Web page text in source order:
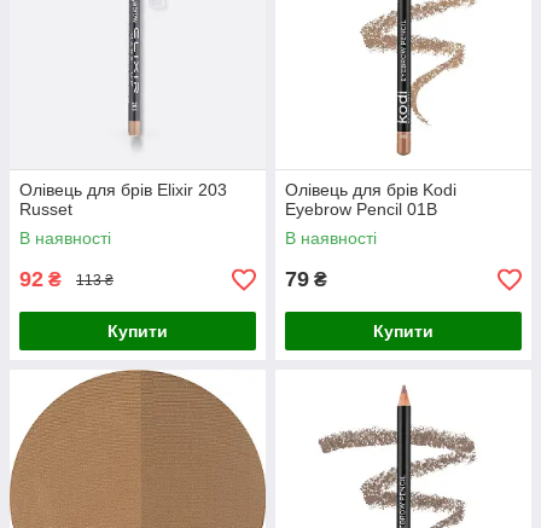
Олівець для брів Elixir 203
Russet
В наявності
92 ₴ 113 ₴
Купити
Олівець для брів Kodi
Eyebrow Pencil 01B
В наявності
79 ₴
Купити